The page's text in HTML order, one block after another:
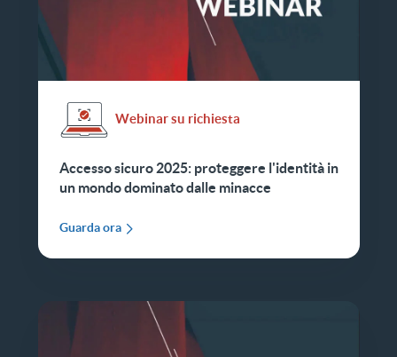
Webinar su richiesta
Accesso sicuro 2025: proteggere l'identità in
un mondo dominato dalle minacce
Guarda ora